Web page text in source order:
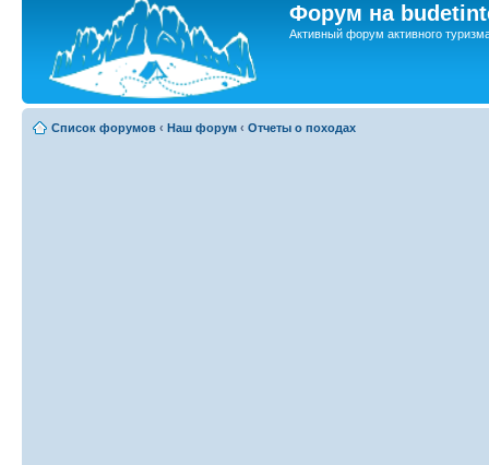
Форум на
Активный форум активного
Список форумов ‹ Наш форум ‹ Отчеты о походах